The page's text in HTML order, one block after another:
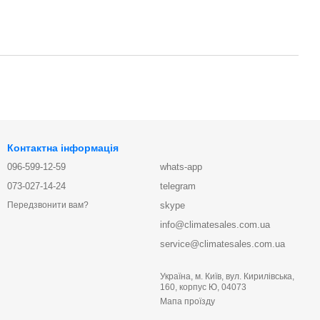
Контактна інформація
096-599-12-59
073-027-14-24
Передзвонити вам?
whats-app
telegram
skype
info@climatesales.com.ua
service@climatesales.com.ua
Україна, м. Київ, вул. Кирилівська,
160, корпус Ю, 04073
Мапа проїзду